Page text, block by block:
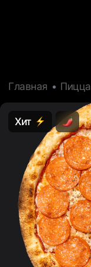
Главная Пицца
Хит